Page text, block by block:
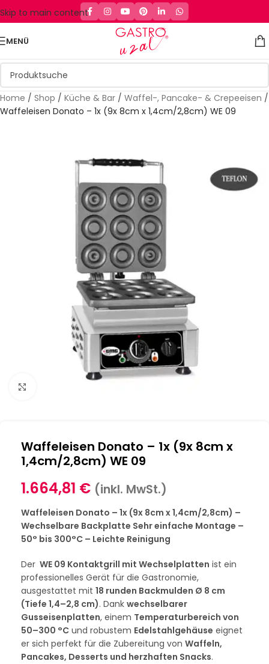
Skip to main content
MENÜ
Home / Shop / Küche & Bar / Waffel-, Pancake- & Crepeeisen /
Waffeleisen Donato – 1x (9x 8cm x 1,4cm/2,8cm) WE 09
Waffeleisen Donato – 1x (9x 8cm x
1,4cm/2,8cm) WE 09
1.664,81 € (inkl. MwSt.)
Waffeleisen Donato – 1x (9x 8cm x 1,4cm/2,8cm) –
Wechselbare Backplatte Sehr einfache Montage –
50° bis 300°C – Leichte Reinigung
Der WE 09 Kontaktgrill mit Wechselplatten ist ein
professionelles Gerät für die Gastronomie,
ausgestattet mit 18 runden Backmulden Ø 8 cm
(Tiefe 1,4–2,8 cm). Dank wechselbarer
Gusseisenplatten, einem Temperaturbereich von
50–300 °C und robustem Edelstahlgehäuse eignet
er sich perfekt für die Zubereitung von Waffeln,
Pancakes, Desserts und herzhaften Snacks.